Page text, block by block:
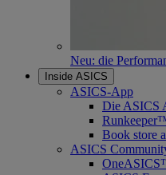
Neu: die
Inside ASICS
ASICS-App
Die ASICS
Book store
ASICS